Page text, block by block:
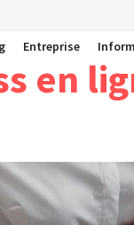
Entreprise
en